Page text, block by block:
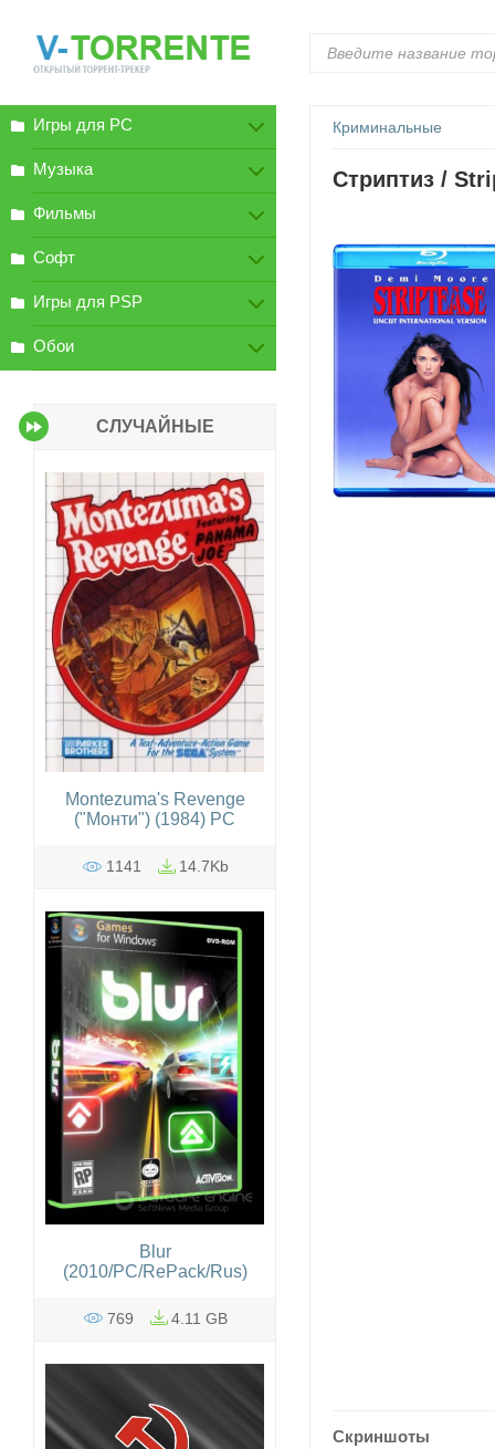
Криминальные
Стриптиз /
Скриншоты
Игры для PC
Музыка
Фильмы
Софт
Игры для PSP
Обои
СЛУЧАЙНЫЕ
Montezuma's Revenge
("Монти") (1984) PC
1141 14.7Kb
Blur
(2010/PC/RePack/Rus)
769 4.11 GB